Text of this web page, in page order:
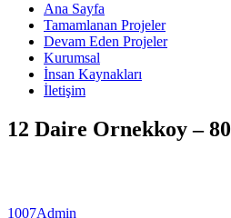
Ana Sayfa
Tamamlanan Projeler
Devam Eden Projeler
Kurumsal
İnsan Kaynakları
İletişim
12 Daire Ornekkoy – 80
1007Admin